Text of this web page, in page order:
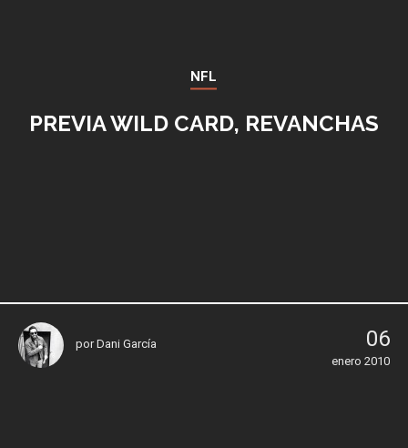
NFL
PREVIA WILD CARD, REVANCHAS
porDani García 06
enero 2010